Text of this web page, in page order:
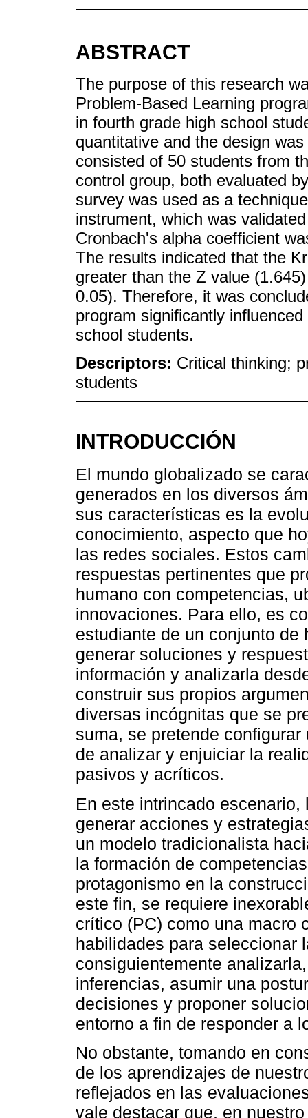
ABSTRACT
The purpose of this research
Problem-Based Learning
in fourth grade high school
quantitative and the design
consisted of 50 students from
control group, both evaluated
survey was used as a
instrument, which was
Cronbach's alpha coefficient
The results indicated that the
greater than the Z value
0.05). Therefore, it was
program significantly
school students.
Descriptors: Critical thinking;
students
INTRODUCCIÓN
El mundo globalizado se
generados en los diversos
sus características es la
conocimiento, aspecto que
las redes sociales. Estos
respuestas pertinentes que
humano con competencias,
innovaciones. Para ello, es
estudiante de un conjunto
generar soluciones y
información y analizarla
construir sus propios
diversas incógnitas que se
suma, se pretende
de analizar y enjuiciar la
pasivos y acríticos.
En este intrincado
generar acciones y
un modelo tradicionalista
la formación de
protagonismo en la
este fin, se requiere
crítico (PC) como una macro
habilidades para seleccionar
consiguientemente
inferencias, asumir una
decisiones y proponer
entorno a fin de responder a
No obstante, tomando en
de los aprendizajes de
reflejados en las
vale destacar que, en